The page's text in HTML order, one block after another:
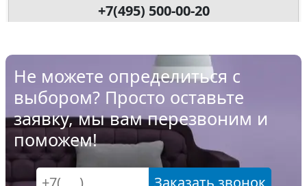
+7(495) 500-00-20
Не можете определиться с
выбором? Просто оставьте
заявку, мы вам перезвоним и
поможем!
Заказать звонок